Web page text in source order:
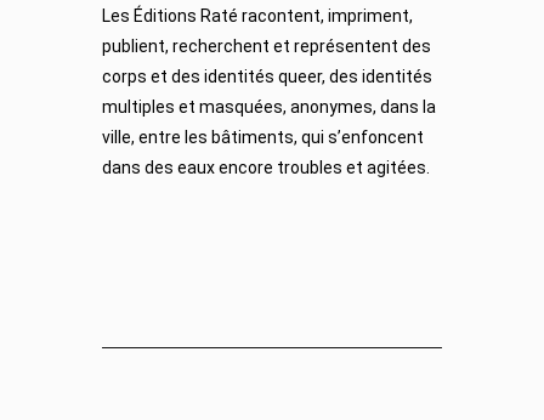
Les Éditions Raté racontent, impriment,
publient, recherchent et représentent des
corps et des identités queer, des identités
multiples et masquées, anonymes, dans la
ville, entre les bâtiments, qui s’enfoncent
dans des eaux encore troubles et agitées.